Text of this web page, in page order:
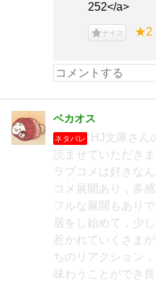
252</a>
ナイス ★2
ベカオス
ネタバレ
HJ文庫さん
読ませていただき
ラブコメは好きな
コメ展開あり，多
フルな展開もあり
居をし始めて，少
惹かれていくさま
ちのリアクション
味わうことができ